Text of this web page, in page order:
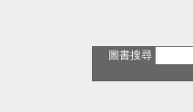
圖書搜尋